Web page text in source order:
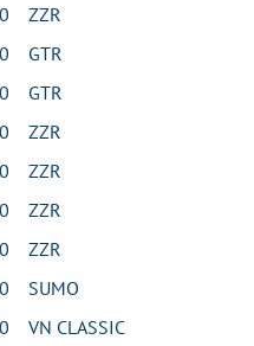
ZZR
GTR
GTR
ZZR
ZZR
ZZR
ZZR
SUMO
VN CLASSIC